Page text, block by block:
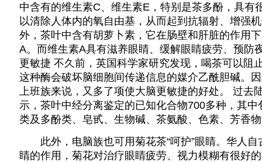
中含有的维生素C、维生素E，特别是茶多酚，具有
以清除人体内的氧自由基，从而起到抗辐射、增强
外，茶叶中含有胡萝卜素，它在肠壁和肝脏的作用
A。而维生素A具有滋养眼睛、缓解眼睛疲劳、预防
更敏捷 不久前，英国科学家研究发现，喝茶可以阻
这种酶会破坏脑细胞间传递信息的媒介乙酰胆碱。
上班族来说，又多了项使大脑更敏捷的好处。 过去
示，茶叶中经分离鉴定的已知化合物700多种，其
类及多酚类、皂甙、生物碱、茶氨酸、色素、芳香
此外，电脑族也可用菊花茶“呵护”眼睛。华人自
睛的作用，菊花对治疗眼睛疲劳、视力模糊有很好